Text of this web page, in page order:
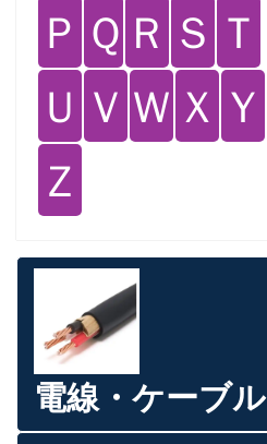
Ｐ Ｑ Ｒ Ｓ Ｔ
Ｕ Ｖ Ｗ Ｘ Ｙ
Ｚ
電線・ケーブル